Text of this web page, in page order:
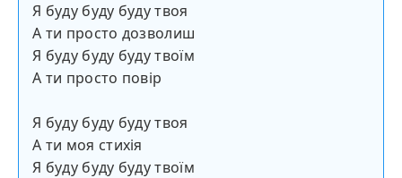
Я буду буду буду твоя
А ти просто дозволиш
Я буду буду буду твоїм
А ти просто повір
Я буду буду буду твоя
А ти моя стихія
Я буду буду буду твоїм